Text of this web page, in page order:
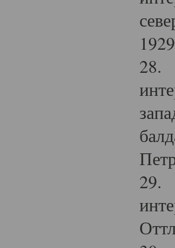
28.
29.